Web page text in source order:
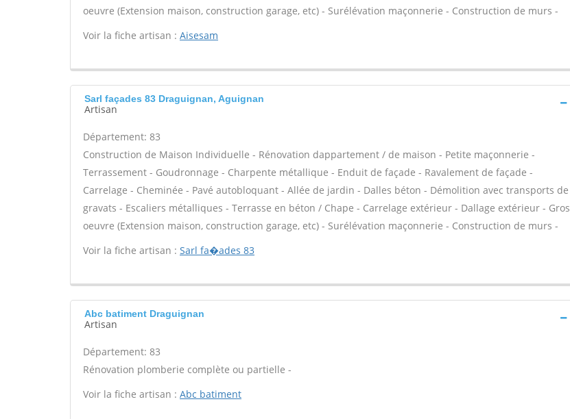
oeuvre (Extension maison, construction garage, etc) - Surélévation maçonnerie - Construction de murs -
Voir la fiche artisan : Aisesam
Sarl façades 83 Draguignan, Aguignan
Artisan
Département: 83
Construction de Maison Individuelle - Rénovation dappartement / de maison - Petite maçonnerie -
Terrassement - Goudronnage - Charpente métallique - Enduit de façade - Ravalement de façade -
Carrelage - Cheminée - Pavé autobloquant - Allée de jardin - Dalles béton - Démolition avec transports de
gravats - Escaliers métalliques - Terrasse en béton / Chape - Carrelage extérieur - Dallage extérieur - Gros
oeuvre (Extension maison, construction garage, etc) - Surélévation maçonnerie - Construction de murs -
Voir la fiche artisan : Sarl fa�ades 83
Abc batiment Draguignan
Artisan
Département: 83
Rénovation plomberie complète ou partielle -
Voir la fiche artisan : Abc batiment